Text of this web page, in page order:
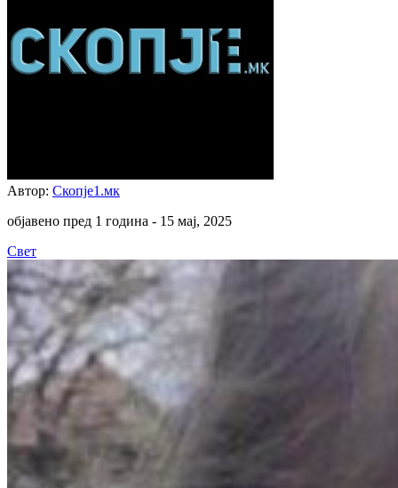
Автор: Скопје1.мк
објавено пред 1 година - 15 мај, 2025
Свет